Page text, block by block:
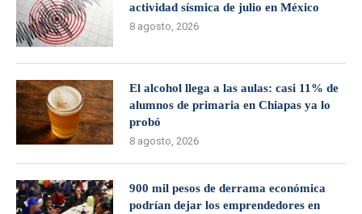
actividad sísmica de julio en México
8 agosto, 2026
El alcohol llega a las aulas: casi 11% de
alumnos de primaria en Chiapas ya lo
probó
8 agosto, 2026
900 mil pesos de derrama económica
podrían dejar los emprendedores en